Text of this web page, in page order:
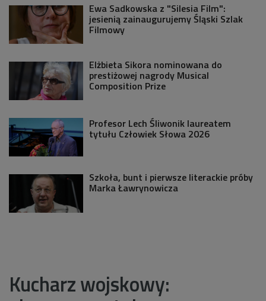
Ewa Sadkowska z "Silesia Film":
jesienią zainaugurujemy Śląski Szlak
Filmowy
Elżbieta Sikora nominowana do
prestiżowej nagrody Musical
Composition Prize
Profesor Lech Śliwonik laureatem
tytułu Człowiek Słowa 2026
Szkoła, bunt i pierwsze literackie próby
Marka Ławrynowicza
Kucharz wojskowy: